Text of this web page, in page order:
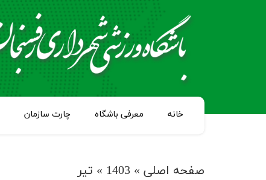
خانه معرفی باشگاه چارت سازمان
صفحه اصلی »
1403
» تیر